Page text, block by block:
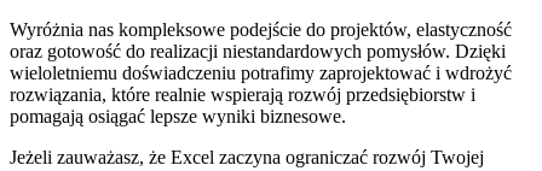
Wyróżnia nas kompleksowe podejście do projektów, elastyczność
oraz gotowość do realizacji niestandardowych pomysłów. Dzięki
wieloletniemu doświadczeniu potrafimy zaprojektować i wdrożyć
rozwiązania, które realnie wspierają rozwój przedsiębiorstw i
pomagają osiągać lepsze wyniki biznesowe.
Jeżeli zauważasz, że Excel zaczyna ograniczać rozwój Twojej